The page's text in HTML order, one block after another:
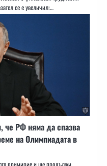
се е увеличил:…
че РФ няма да спазва
на Олимпиадата в
примирие и ще продължи